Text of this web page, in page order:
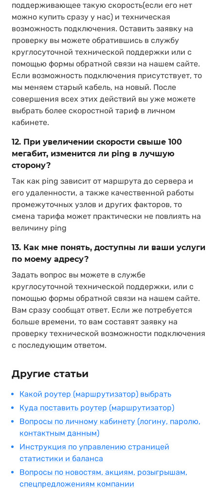
поддерживающее такую скорость(если его нет
можно купить сразу у нас) и техническая
возможность подключения. Оставить заявку на
проверку вы можете обратившись в службу
круглосуточной технической поддержки или с
помощью формы обратной связи на нашем сайте.
Если возможность подключения присутствует, то
мы меняем старый кабель, на новый. После
совершения всех этих действий вы уже можете
выбрать более скоростной тариф в личном
кабинете.
12. При увеличении скорости свыше 100
мегабит, изменится ли ping в лучшую
сторону?
Так как ping зависит от маршрута до сервера и
его удаленности, а также качественной работы
промежуточных узлов и других факторов, то
смена тарифа может практически не повлиять на
величину ping
13. Как мне понять, доступны ли ваши услуги
по моему адресу?
Задать вопрос вы можете в службе
круглосуточной технической поддержки, или с
помощью формы обратной связи на нашем сайте.
Вам сразу сообщат ответ. Если же потребуется
больше времени, то вам составят заявку на
проверку технической возможности подключения
с последующим ответом.
Другие статьи
Какой роутер (маршрутизатор) выбрать
Куда поставить роутер (маршрутизатор)
Вопросы по личному кабинету (логину, паролю,
контактным данным)
Инструкция по управлению страницей
статистики и баланса
Вопросы по новостям, акциям, розыгрышам,
спецпредложениям компании